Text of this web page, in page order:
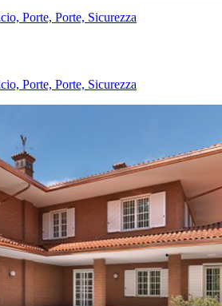
Porte, Porte, Sicurezza
Porte, Porte, Sicurezza